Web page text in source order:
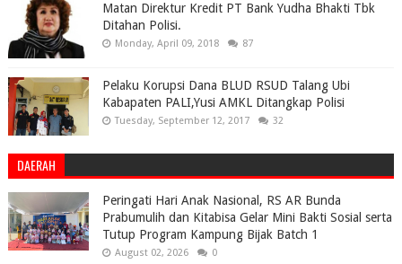
Matan Direktur Kredit PT Bank Yudha Bhakti Tbk
Ditahan Polisi.
Monday, April 09, 2018 87
Pelaku Korupsi Dana BLUD RSUD Talang Ubi
Kabapaten PALI,Yusi AMKL Ditangkap Polisi
Tuesday, September 12, 2017 32
DAERAH
Peringati Hari Anak Nasional, RS AR Bunda
Prabumulih dan Kitabisa Gelar Mini Bakti Sosial serta
Tutup Program Kampung Bijak Batch 1
August 02, 2026 0